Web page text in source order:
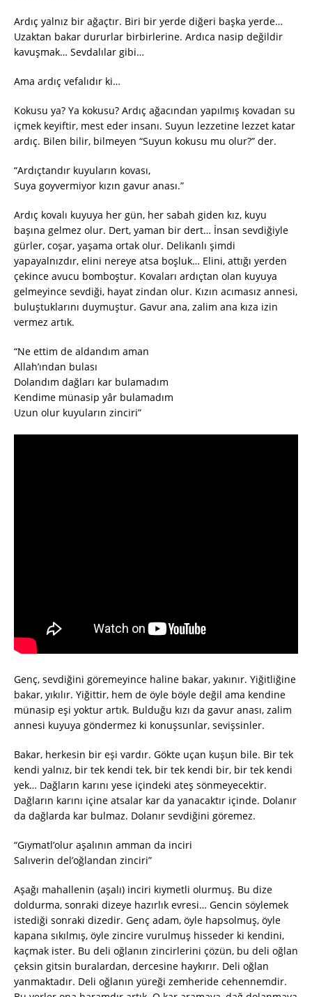
Ardıç yalnız bir ağaçtır. Biri bir yerde diğeri başka yerde…
Uzaktan bakar dururlar birbirlerine. Ardıca nasip değildir
kavuşmak… Sevdalılar gibi…
Ama ardıç vefalıdır ki…
Kokusu ya? Ya kokusu? Ardıç ağacından yapılmış kovadan su
içmek keyiftir, mest eder insanı. Suyun lezzetine lezzet katar
ardıç. Bilen bilir, bilmeyen “Suyun kokusu mu olur?” der.
“Ardıçtandır kuyuların kovası,
Suya goyvermiyor kızın gavur anası.”
Ardıç kovalı kuyuya her gün, her sabah giden kız, kuyu
başına gelmez olur. Dert, yaman bir dert… İnsan sevdiğiyle
gürler, coşar, yaşama ortak olur. Delikanlı şimdi
yapayalnızdır, elini nereye atsa boşluk… Elini, attığı yerden
çekince avucu bomboştur. Kovaları ardıçtan olan kuyuya
gelmeyince sevdiği, hayat zindan olur. Kızın acımasız annesi,
buluştuklarını duymuştur. Gavur ana, zalim ana kıza izin
vermez artık.
“Ne ettim de aldandım aman
Allah’ından bulası
Dolandım dağları kar bulamadım
Kendime münasip yâr bulamadım
Uzun olur kuyuların zinciri”
Genç, sevdiğini göremeyince haline bakar, yakınır. Yiğitliğine
bakar, yıkılır. Yiğittir, hem de öyle böyle değil ama kendine
münasip eşi yoktur artık. Bulduğu kızı da gavur anası, zalim
annesi kuyuya göndermez ki konuşsunlar, sevişsinler.
Bakar, herkesin bir eşi vardır. Gökte uçan kuşun bile. Bir tek
kendi yalnız, bir tek kendi tek, bir tek kendi bir, bir tek kendi
yek… Dağların karını yese içindeki ateş sönmeyecektir.
Dağların karını içine atsalar kar da yanacaktır içinde. Dolanır
da dağlarda kar bulmaz. Dolanır sevdiğini göremez.
“Gıymatl’olur aşalının amman da inciri
Salıverin del’oğlandan zinciri”
Aşağı mahallenin (aşalı) inciri kıymetli olurmuş. Bu dize
doldurma, sonraki dizeye hazırlık evresi… Gencin söylemek
istediği sonraki dizedir. Genç adam, öyle hapsolmuş, öyle
kapana sıkılmış, öyle zincire vurulmuş hisseder ki kendini,
kaçmak ister. Bu deli oğlanın zincirlerini çözün, bu deli oğlan
çeksin gitsin buralardan, dercesine haykırır. Deli oğlan
yanmaktadır. Deli oğlanın yüreği zemheride cehennemdir.